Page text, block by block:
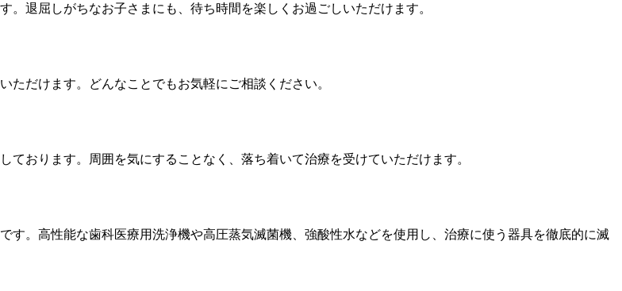
退屈しがちなお子さまにも、待ち時間を楽しくお過ごしいただけます。
だけます。どんなことでもお気軽にご相談ください。
おります。周囲を気にすることなく、落ち着いて治療を受けていただけます。
す。高性能な歯科医療用洗浄機や高圧蒸気滅菌機、強酸性水などを使用し、治療に使う器具を徹底的に滅